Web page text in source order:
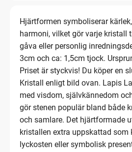
Hjärtformen symboliserar
harmoni, vilket gör varje kristall
gåva eller personlig
3cm och ca: 1,5cm tjock.
Priset är styckvis! Du köper en
Kristall enligt bild ovan. Lapis
med visdom, självkännedom
gör stenen populär bland både
och samlare. Det hjärtformade
kristallen extra uppskattad som
lyckosten eller symbolisk